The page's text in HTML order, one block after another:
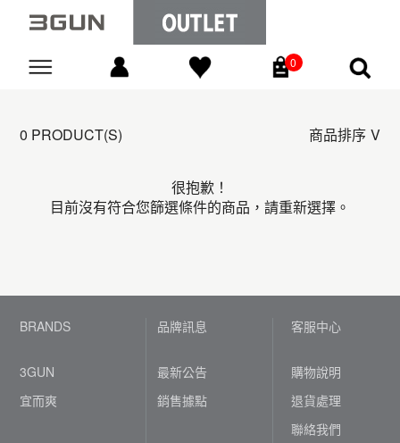
0
0 PRODUCT(S) 商品排序
很抱歉！
目前沒有符合您篩選條件的商品，請重新選擇。
BRANDS
3GUN
宜而爽
品牌訊息
最新公告
銷售據點
客服中心
購物說明
退貨處理
聯絡我們